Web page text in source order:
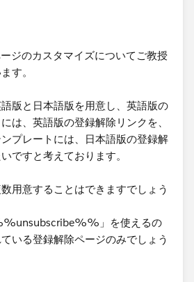
ジのカスタマイズについてご教授
す。
版と日本語版を用意し、英語版の
は、英語版の登録解除リンクを、
プレートには、日本語版の登録解
ですと考えております。
用意することはできますでしょう
」を使えるの
いる登録解除ページのみでしょう